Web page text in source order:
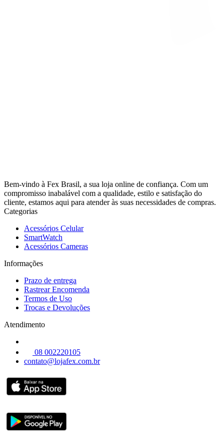
Bem-vindo à Fex Brasil, a sua loja online de confiança. Com um
compromisso inabalável com a qualidade, estilo e satisfação do
cliente, estamos aqui para atender às suas necessidades de compras.
Categorias
Acessórios Celular
SmartWatch
Acessórios Cameras
Informações
Prazo de entrega
Rastrear Encomenda
Termos de Uso
Trocas e Devoluções
Atendimento
08 002220105
contato@lojafex.com.br